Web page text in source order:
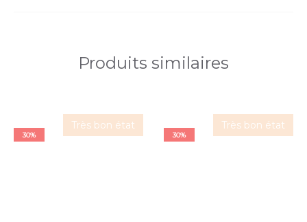
Produits similaires
Très bon état
30%
Très bon état
30%